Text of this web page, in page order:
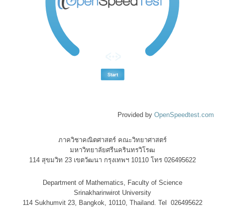
Provided by OpenSpeedtest.com
ภาควิชาคณิตศาสตร์ คณะวิทยาศาสตร์
มหาวิทยาลัยศรีนครินทรวิโรฒ
114 สุขมวิท 23 เขตวัฒนา กรุงเทพฯ 10110 โทร 026495622
Department of Mathematics, Faculty of Science
Srinakharinwirot University
114 Sukhumvit 23, Bangkok, 10110, Thailand. Tel 026495622